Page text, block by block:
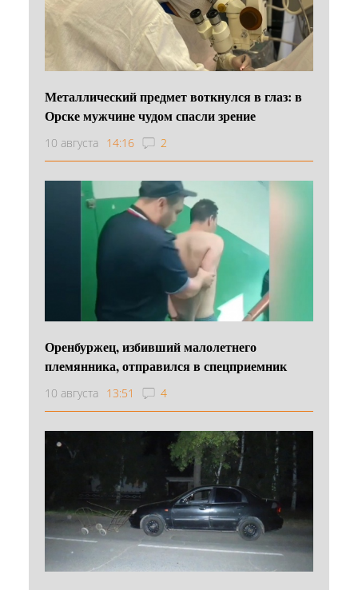
Металлический предмет воткнулся в глаз: в
Орске мужчине чудом спасли зрение
10 августа 14:16 2
Оренбуржец, избивший малолетнего
племянника, отправился в спецприемник
10 августа 13:51 4